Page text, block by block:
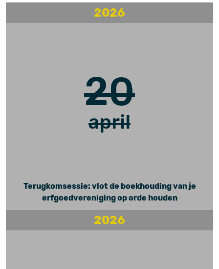
2026
20
april
Terugkomsessie: vlot de boekhouding van je
erfgoedvereniging op orde houden
2026